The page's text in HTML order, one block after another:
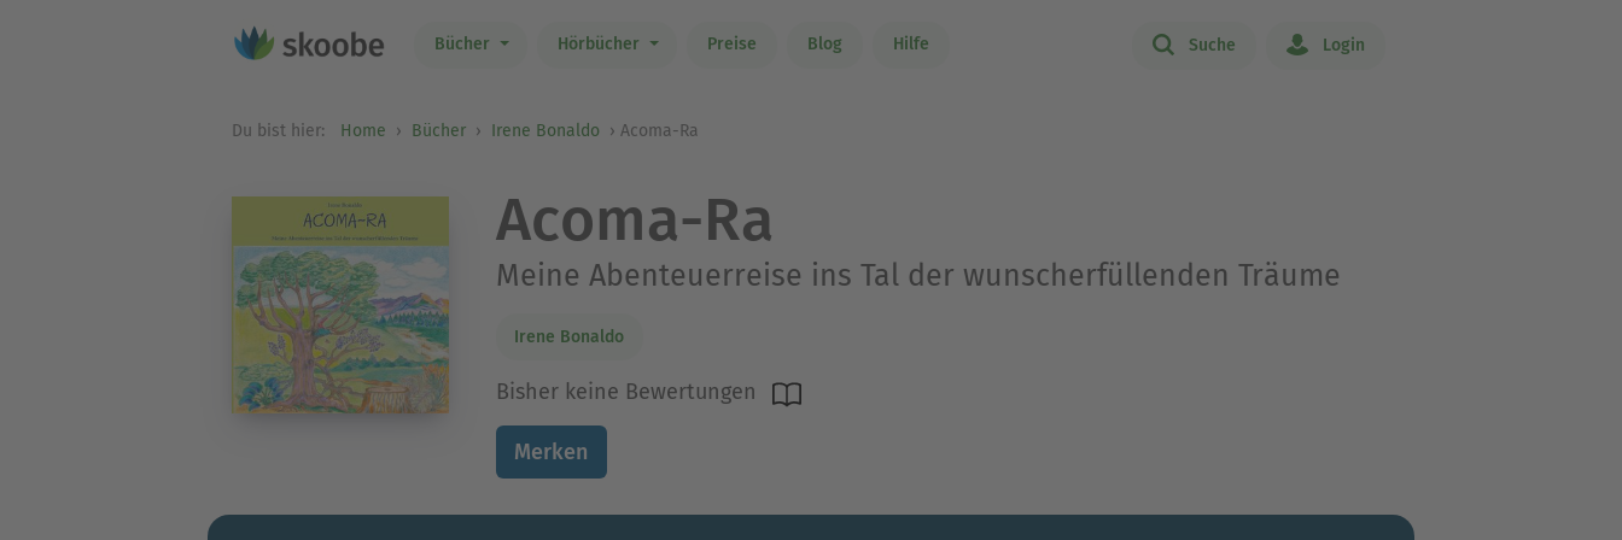
Bücher Hörbücher Preise Blog Hilfe Suche Login
Du bist hier: Home Bücher Irene Bonaldo Acoma-Ra
Acoma-Ra
Meine Abenteuerreise ins Tal der wunscherfüllenden Träume
Irene Bonaldo
Bisher keine Bewertungen
Merken